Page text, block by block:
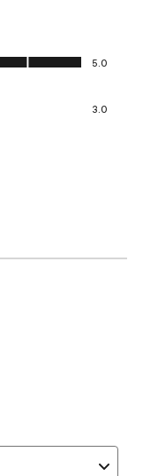
5.0
3.0